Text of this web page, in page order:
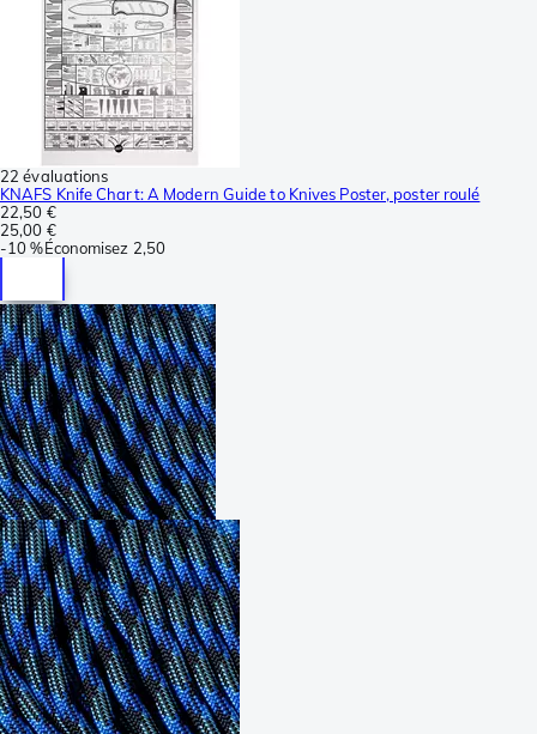
22 évaluations
KNAFS Knife Chart: A Modern Guide to Knives Poster, poster roulé
22,50 €
25,00 €
-10 %Économisez 2,50